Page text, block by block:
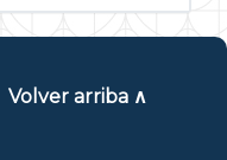
Volver arriba ∧